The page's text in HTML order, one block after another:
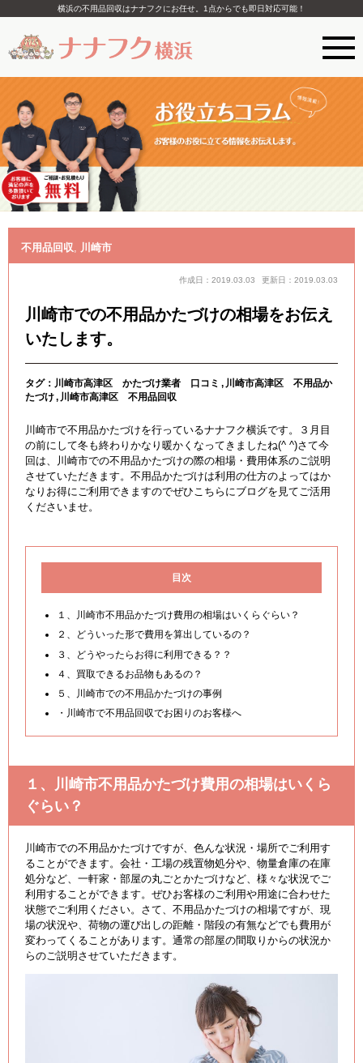
横浜の不用品回収はナナフクにお任せ。1点からでも即日対応可能！
不用品回収, 川崎市
作成日：2019.03.03 更新日：2019.03.03
川崎市での不用品かたづけの相場をお伝え
いたします。
タグ： 川崎市高津区 かたづけ業者 口コミ
川崎市高津区 不用品か
たづけ
川崎市高津区 不用品回収
川崎市で不用品かたづけを行っているナナフク横浜です。３月目
の前にして冬も終わりかなり暖かくなってきましたね(^ ^)さて今
回は、川崎市での不用品かたづけの際の相場・費用体系のご説明
させていただきます。不用品かたづけは利用の仕方のよってはか
なりお得にご利用できますのでぜひこちらにブログを見てご活用
くださいませ。
目次
１、川崎市不用品かたづけ費用の相場はいくらぐらい？
２、どういった形で費用を算出しているの？
３、どうやったらお得に利用できる？？
４、買取できるお品物もあるの？
５、川崎市での不用品かたづけの事例
・川崎市で不用品回収でお困りのお客様へ
１、川崎市不用品かたづけ費用の相場はいくら
ぐらい？
川崎市での不用品かたづけですが、色んな状況・場所でご利用す
ることができます。会社・工場の残置物処分や、物量倉庫の在庫
処分など、一軒家・部屋の丸ごとかたづけなど、様々な状況でご
利用することができます。ぜひお客様のご利用や用途に合わせた
状態でご利用ください。さて、不用品かたづけの相場ですが、現
場の状況や、荷物の運び出しの距離・階段の有無などでも費用が
変わってくることがあります。通常の部屋の間取りからの状況か
らのご説明させていただきます。